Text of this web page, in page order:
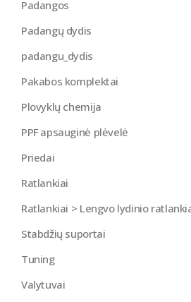
Padangos
Padangų dydis
padangu_dydis
Pakabos komplektai
Plovyklų chemija
PPF apsauginė plėvelė
Priedai
Ratlankiai
Ratlankiai > Lengvo lydinio
Stabdžių suportai
Tuning
Valytuvai